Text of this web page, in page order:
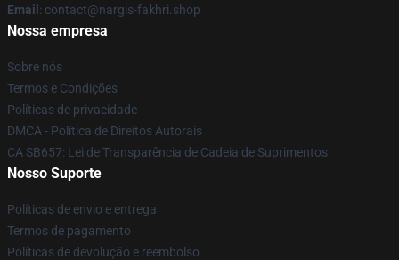
Email : contact@nargis-fakhri.shop
Nossa empresa
Sobre nós
Termos e Condições
Políticas de privacidade
DMCA - Política de Direitos Autorais
CA SB657: Lei de Transparência de Cadeia de Suprimentos
Nosso Suporte
Políticas de envio e entrega
Termos de pagamento
Políticas de devolução e reembolso